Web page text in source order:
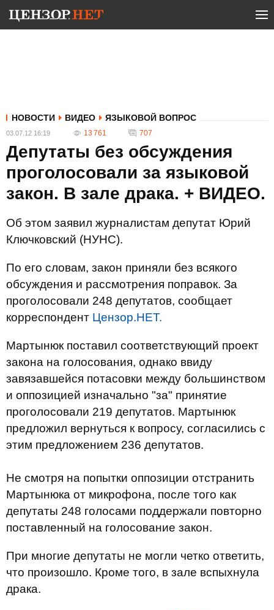
НОВОСТИ ВИДЕО ЯЗЫКОВОЙ ВОПРОС
03.07.12 16:19 13 761 707
Депутаты без обсуждения
проголосовали за языковой
закон. В зале драка. + ВИДЕО.
Об этом заявил журналистам депутат Юрий
Ключковский (НУНС).
По его словам, закон приняли без всякого
обсуждения и рассмотрения поправок. За
проголосовали 248 депутатов, сообщает
корреспондент Цензор.НЕТ.
Мартынюк поставил соответствующий проект
закона на голосования, однако ввиду
завязавшейся потасовки между большинством
и оппозицией изначально "за" принятие
проголосовали 219 депутатов. Мартынюк
предложил вернуться к вопросу, согласились с
этим предложением 236 депутатов.
Не смотря на попытки оппозиции отстранить
Мартынюка от микрофона, после того как
депутаты 248 голосами поддержали повторно
поставленный на голосование закон.
При многие депутаты не могли четко ответить,
что произошло. Кроме того, в зале вспыхнула
драка.